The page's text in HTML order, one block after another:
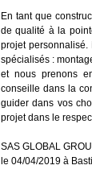
En tant que
de qualité à la
projet personnalisé.
spécialisés :
et nous prenons
conseille dans la
guider dans vos
projet dans le
SAS GLOBAL
le 04/04/2019 à